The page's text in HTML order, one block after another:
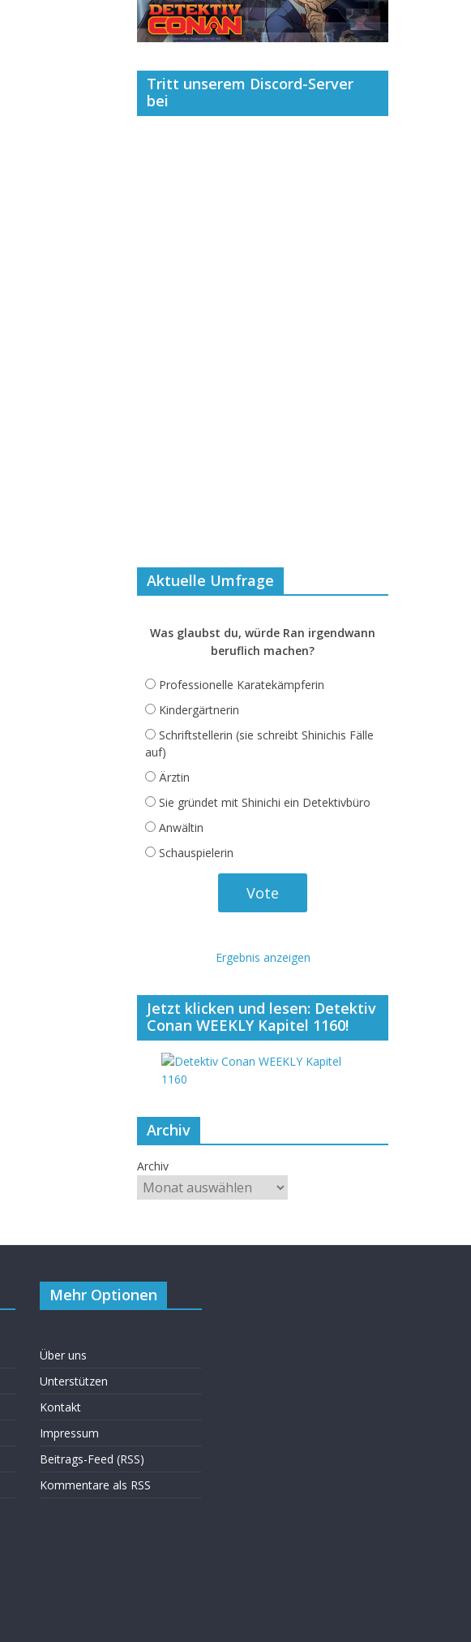
Tritt unserem Discord-Server
bei
Aktuelle Umfrage
Was glaubst du, würde Ran irgendwann
beruflich machen?
Professionelle Karatekämpferin
Kindergärtnerin
Schriftstellerin (sie schreibt Shinichis Fälle
auf)
Ärztin
Sie gründet mit Shinichi ein Detektivbüro
Anwältin
Schauspielerin
Ergebnis anzeigen
Jetzt klicken und lesen: Detektiv
Conan WEEKLY Kapitel 1160!
Archiv
Archiv
Mehr Optionen
Über uns
Unterstützen
Kontakt
Impressum
Beitrags-Feed (RSS)
Kommentare als RSS